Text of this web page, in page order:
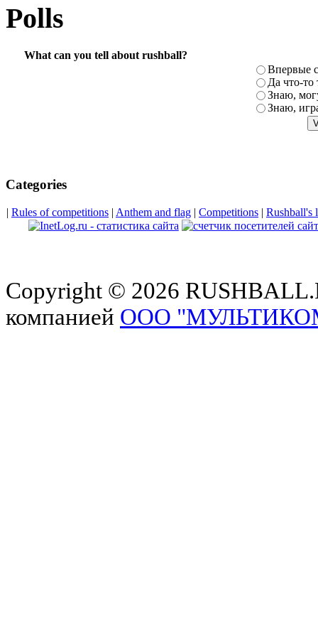
Polls
What can you tell about rushball?
Впервые
Да что-то
Знаю,
Знаю,
Categories
| Rules of competitions | Anthem and flag | Competitions | Rushball's
Copyright © 2026
компанией ООО